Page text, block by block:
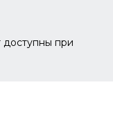
доступны при